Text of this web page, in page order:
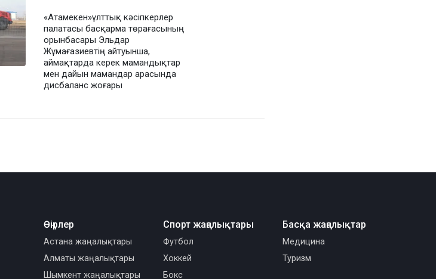
«Атамекен»ұлттық кәсіпкерлер
палатасы басқарма төрағасының
орынбасары Эльдар
Жұмағазиевтің айтуынша,
аймақтарда керек мамандықтар
мен дайын мамандар арасында
дисбаланс жоғары
Өңірлер
Астана жаңалықтары
Алматы жаңалықтары
Шымкент жаңалықтары
Спорт жаңалықтары
Футбол
Хоккей
Бокс
Басқа жаңалықтар
Медицина
Туризм